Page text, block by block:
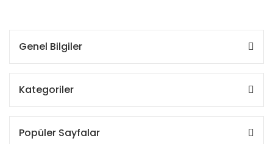
Genel Bilgiler
Kategoriler
Popüler Sayfalar